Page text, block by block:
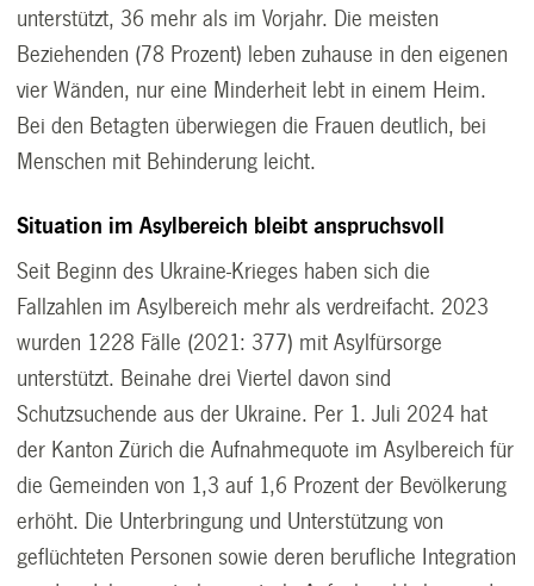
unterstützt, 36 mehr als im Vorjahr. Die meisten
Beziehenden (78 Prozent) leben zuhause in den eigenen
vier Wänden, nur eine Minderheit lebt in einem Heim.
Bei den Betagten überwiegen die Frauen deutlich, bei
Menschen mit Behinderung leicht.
Situation im Asylbereich bleibt anspruchsvoll
Seit Beginn des Ukraine-Krieges haben sich die
Fallzahlen im Asylbereich mehr als verdreifacht. 2023
wurden 1228 Fälle (2021: 377) mit Asylfürsorge
unterstützt. Beinahe drei Viertel davon sind
Schutzsuchende aus der Ukraine. Per 1. Juli 2024 hat
der Kanton Zürich die Aufnahmequote im Asylbereich für
die Gemeinden von 1,3 auf 1,6 Prozent der Bevölkerung
erhöht. Die Unterbringung und Unterstützung von
geflüchteten Personen sowie deren berufliche Integration